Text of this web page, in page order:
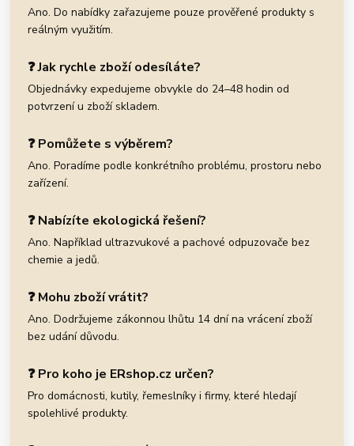
Ano. Do nabídky zařazujeme pouze prověřené produkty s
reálným využitím.
❓ Jak rychle zboží odesíláte?
Objednávky expedujeme obvykle do 24–48 hodin od
potvrzení u zboží skladem.
❓ Pomůžete s výběrem?
Ano. Poradíme podle konkrétního problému, prostoru nebo
zařízení.
❓ Nabízíte ekologická řešení?
Ano. Například ultrazvukové a pachové odpuzovače bez
chemie a jedů.
❓ Mohu zboží vrátit?
Ano. Dodržujeme zákonnou lhůtu 14 dní na vrácení zboží
bez udání důvodu.
❓ Pro koho je ERshop.cz určen?
Pro domácnosti, kutily, řemeslníky i firmy, které hledají
spolehlivé produkty.